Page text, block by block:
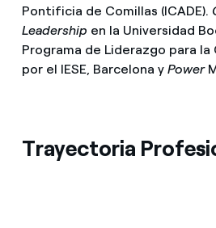
Pontificia de Comillas (ICADE).
Leadership en la Universidad
Programa de Liderazgo para
por el IESE, Barcelona y Power
Trayectoria